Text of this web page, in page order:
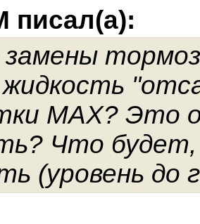
писал(а):
MAX? Это
Что
(уровень до
Помощники